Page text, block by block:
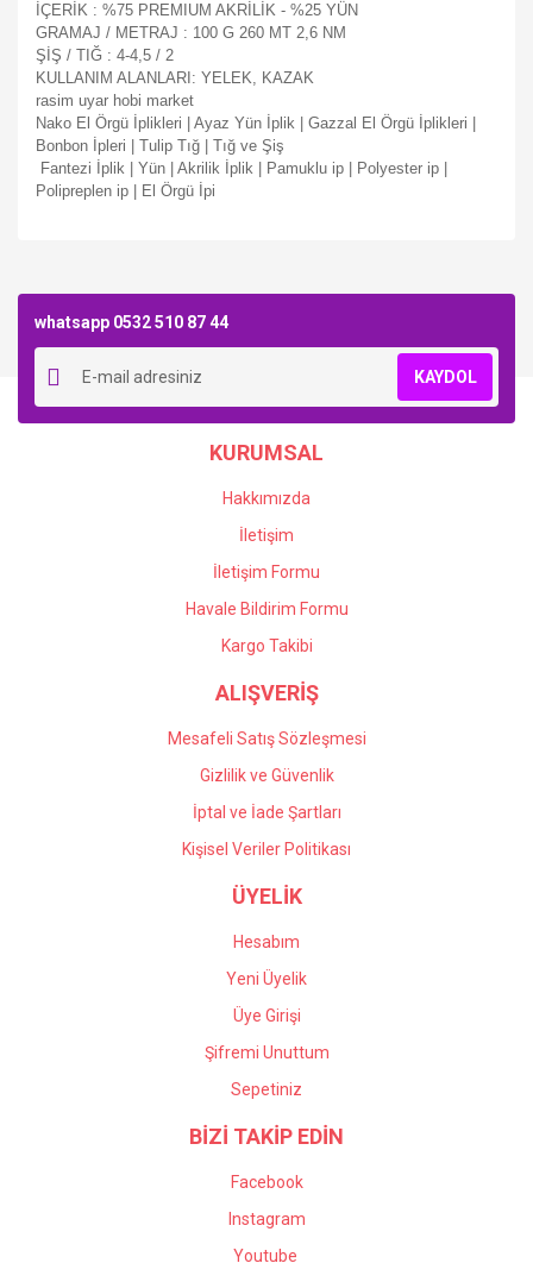
İÇERİK : %75 PREMIUM AKRİLİK - %25 YÜN
GRAMAJ / METRAJ : 100 G 260 MT 2,6 NM
ŞİŞ / TIĞ : 4-4,5 / 2
KULLANIM ALANLARI: YELEK, KAZAK
rasim uyar hobi market
Nako El Örgü İplikleri | Ayaz Yün İplik | Gazzal El Örgü İplikleri |
Bonbon İpleri | Tulip Tığ | Tığ ve Şiş
Fantezi İplik | Yün | Akrilik İplik | Pamuklu ip | Polyester ip |
Polipreplen ip | El Örgü İpi
whatsapp 0532 510 87 44
KAYDOL
KURUMSAL
Hakkımızda
İletişim
İletişim Formu
Havale Bildirim Formu
Kargo Takibi
ALIŞVERİŞ
Mesafeli Satış Sözleşmesi
Gizlilik ve Güvenlik
İptal ve İade Şartları
Kişisel Veriler Politikası
ÜYELİK
Hesabım
Yeni Üyelik
Üye Girişi
Şifremi Unuttum
Sepetiniz
BİZİ TAKİP EDİN
Facebook
Instagram
Youtube